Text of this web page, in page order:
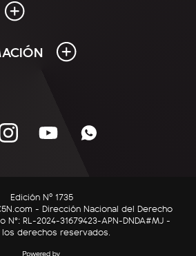
Edición Nº 1735
- Dirección Nacional del Derecho
N°: RL-2024-31679423-APN-DNDA#MJ -
derechos reservados.